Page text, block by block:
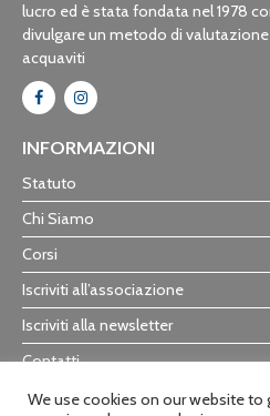
lucro ed è stata fondata nel 1978
divulgare un metodo di
acquaviti
INFORMAZIONI
Statuto
Chi Siamo
Corsi
Iscriviti all’associazione
Iscriviti alla newsletter
Contatti
Trasparenza
We use cookies on our website